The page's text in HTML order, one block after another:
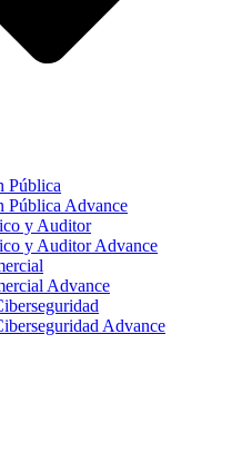
Pública
Pública Advance
y Auditor
y Auditor Advance
Advance
Advance